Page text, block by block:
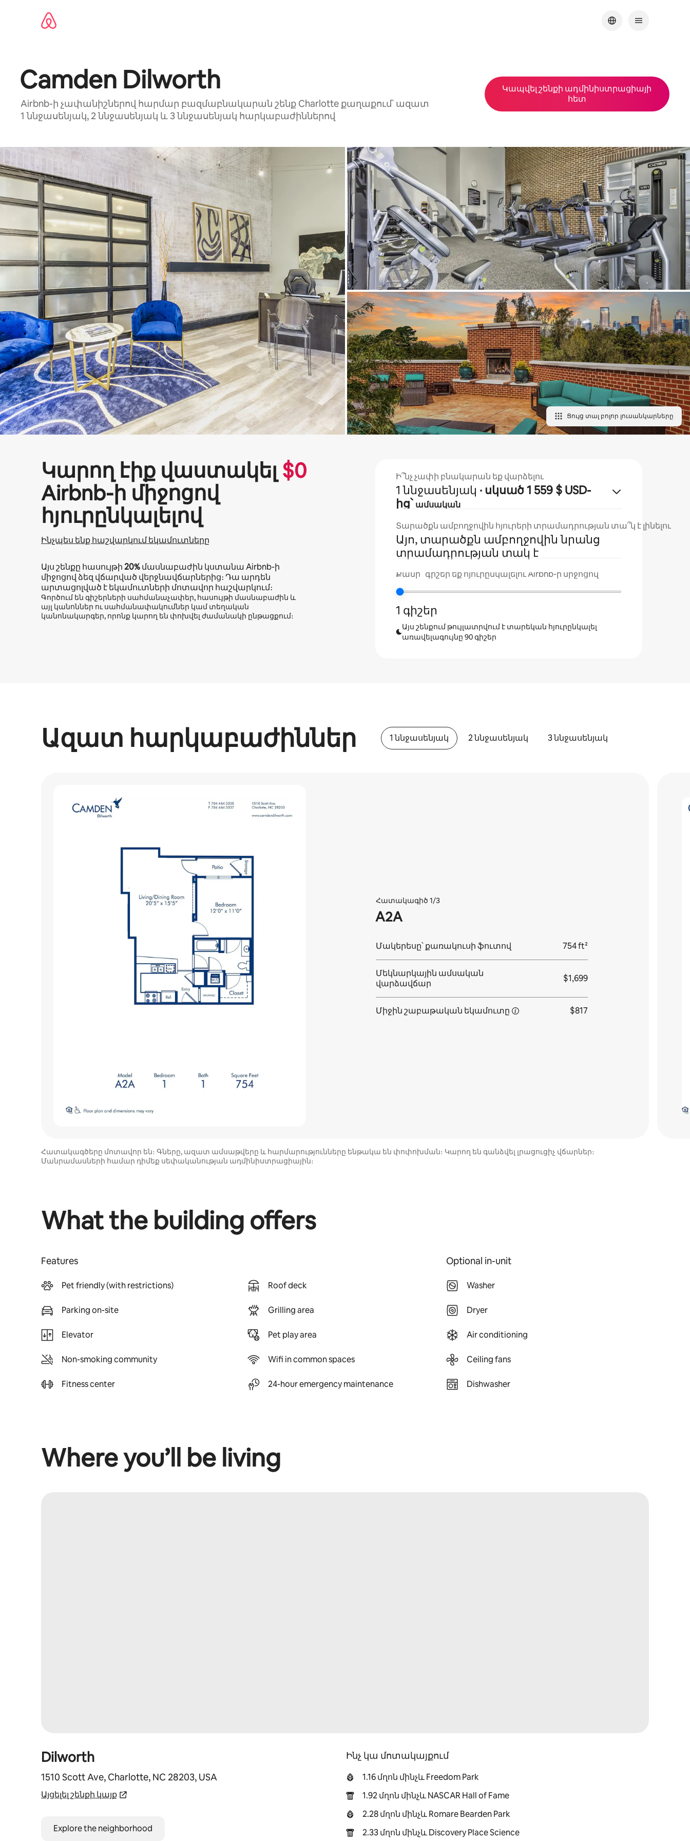
բովանդակությանը
Camden Dilworth
Airbnb-ի չափանիշներով հարմար բազմաբնակարան շենք Charlotte քաղաքում՝ ազատ
1 ննջասենյակ, 2 ննջասենյակ և 3 ննջասենյակ հարկաբաժիններով
Կապվել շենքի ադմինիստրացիայի
հետ
Ցույց տալ բոլոր լուսանկարները
Կարող էիք վաստակել $0
Airbnb-ի միջոցով
հյուրընկալելով
Ինչպես ենք հաշվարկում եկամուտները
Այս շենքը հասույթի20%մասնաբաժին կստանա Airbnb-ի
միջոցով ձեզ վճարված վերջնավճարներից։ Դա արդեն
արտացոլված է եկամուտների մոտավոր հաշվարկում։
Գործում են գիշերների սահմանաչափեր, հասույթի մասնաբաժին և
այլ կանոններ ու սահմանափակումներ կամ տեղական
կանոնակարգեր, որոնք կարող են փոխվել ժամանակի ընթացքում։
Ի՞նչ չափի բնակարան եք վարձելու
1 ննջասենյակ
ից՝ամսական
Տարածքն ամբողջովին հյուրերի տրամադրության տա՞կ է լինելու
Այո, տարածքն ամբողջովին նրանց
տրամադրության տակ է
Քանի՞ գիշեր եք հյուրընկալելու Airbnb-ի միջոցով
1 գիշեր
Այս շենքում թույլատրվում է տարեկան հյուրընկալել
առավելագույնը 90 գիշեր
Ազատ հարկաբաժիններ 1 ննջասենյակ 2 ննջասենյակ 3 ննջասենյակ
Հատակագիծ 1/3
A2A
Մակերեսը՝ քառակուսի ֆուտով 754 ft²
Մեկնարկային ամսական
վարձավճար
$1,699
Միջին շաբաթական եկամուտը $817
Հատակագծերը մոտավոր են։ Գները, ազատ ամսաթվերը և հարմարությունները ենթակա են փոփոխման։ Կարող են գանձվել լրացուցիչ վճարներ։
Մանրամասների համար դիմեք սեփականության ադմինիստրացիային։
What the building offers
Features
Pet friendly (with restrictions)
Parking on-site
Elevator
Non-smoking community
Fitness center
Roof deck
Grilling area
Pet play area
Wifi in common spaces
24-hour emergency maintenance
Optional in-unit
Washer
Dryer
Air conditioning
Ceiling fans
Dishwasher
Where you’ll be living
Dilworth
1510 Scott Ave, Charlotte, NC 28203, USA
Այցելել շենքի կայք
Explore the neighborhood
Ինչ կա մոտակայքում
1.16 մղոն մինչև Freedom Park
1.92 մղոն մինչև NASCAR Hall of Fame
2.28 մղոն մինչև Romare Bearden Park
2.33 մղոն մինչև Discovery Place Science